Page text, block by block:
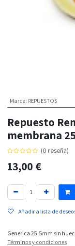
Repuesto
membrana
(0 reseña)
Generica 25.5mm sin
13,00€
Añadir a lista de
Marca: REPUESTOS
Términos y condiciones